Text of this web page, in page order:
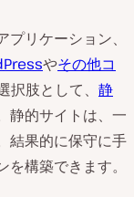
リケーション、
やその他コ
択肢として、 静
静的サイトは、一
結果的に保守に手
構築できます。